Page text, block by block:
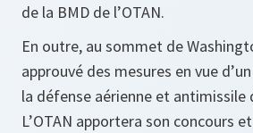
de la BMD de l’OTAN.
En outre, au sommet de
approuvé des mesures en vue
la défense aérienne et antimissile
L’OTAN apportera son concours